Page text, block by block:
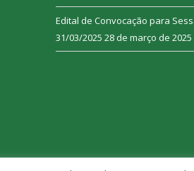
Edital de Convocação para
31/03/2025 28 de março de 2025